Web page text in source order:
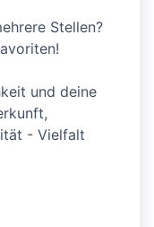
Stellen?
und deine
- Vielfalt